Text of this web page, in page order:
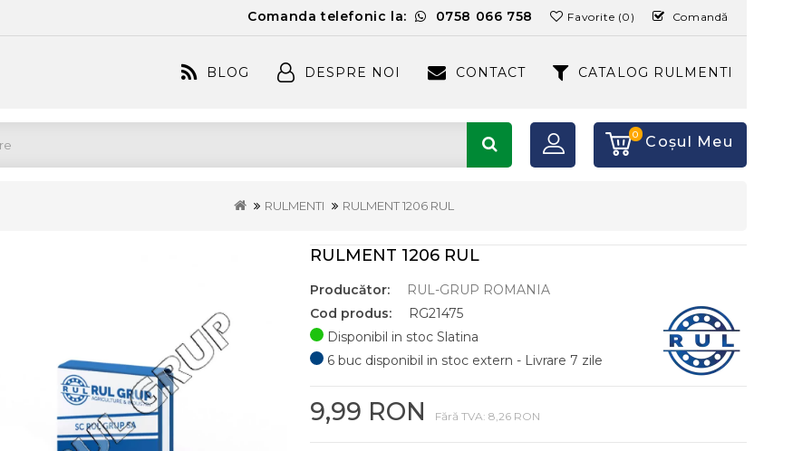
Comanda telefonic la: 0758 066 758 Favorite (0) Comandă
BLOG DESPRE NOI CONTACT CATALOG RULMENTI
0 Coşul Meu
RULMENTI RULMENT 1206 RUL
RULMENT 1206 RUL
Producător:
RUL-GRUP ROMANIA
Cod produs:
RG21475
Disponibil in stoc Slatina
6 buc disponibil in stoc extern - Livrare 7 zile
9,99 RON Fără TVA: 8,26 RON